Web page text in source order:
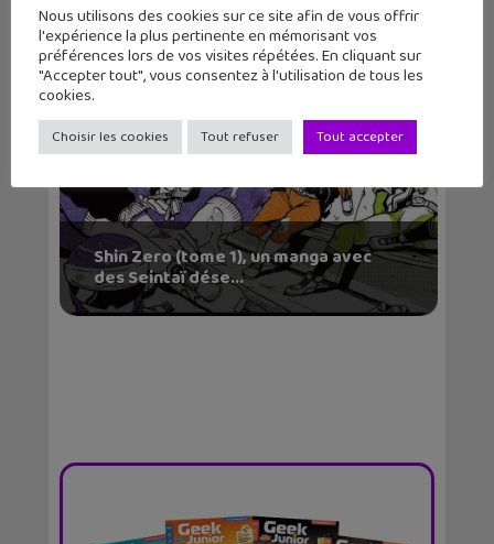
Shin Zero (tome 1), un manga avec
des Seintaï dése...
Nous utilisons des cookies sur ce site afin de vous offrir
l'expérience la plus pertinente en mémorisant vos
préférences lors de vos visites répétées. En cliquant sur
"Accepter tout", vous consentez à l'utilisation de tous les
cookies.
Choisir les cookies Tout refuser Tout accepter